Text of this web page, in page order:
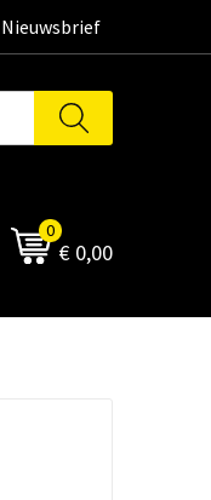
Nieuwsbrief
0
€ 0,00